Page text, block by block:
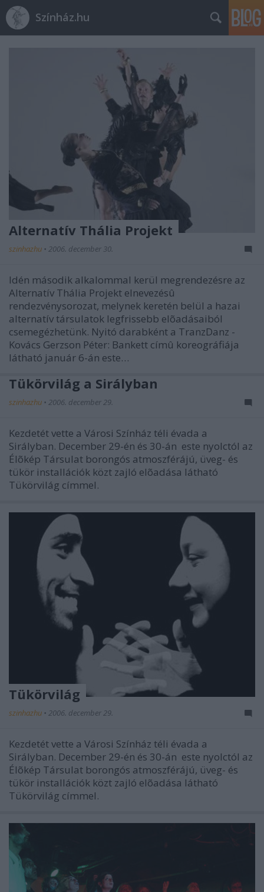
Színház.hu
Alternatív Thália Projekt
szinhazhu • 2006. december 30.
Idén második alkalommal kerül megrendezésre az
Alternatív Thália Projekt elnevezésû
rendezvénysorozat, melynek keretén belül a hazai
alternatív társulatok legfrissebb elõadásaiból
csemegézhetünk. Nyitó darabként a TranzDanz -
Kovács Gerzson Péter: Bankett címû koreográfiája
látható január 6-án este…
Tükörvilág a Sirályban
szinhazhu • 2006. december 29.
Kezdetét vette a Városi Színház téli évada a
Sirályban. December 29-én és 30-án este nyolctól az
Élõkép Társulat borongós atmoszférájú, üveg- és
tükör installációk közt zajló elõadása látható
Tükörvilág címmel.
Tükörvilág
szinhazhu • 2006. december 29.
Kezdetét vette a Városi Színház téli évada a
Sirályban. December 29-én és 30-án este nyolctól az
Élõkép Társulat borongós atmoszférájú, üveg- és
tükör installációk közt zajló elõadása látható
Tükörvilág címmel.